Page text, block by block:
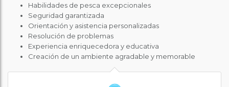
Habilidades de pesca excepcionales
Seguridad garantizada
Orientación y asistencia personalizadas
Resolución de problemas
Experiencia enriquecedora y educativa
Creación de un ambiente agradable y memorable